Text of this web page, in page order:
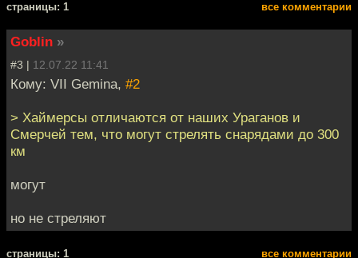
cтраницы: 1 все комментарии
Goblin »
#3 | 12.07.22 11:41
Кому: VII Gemina, #2
> Хаймерсы отличаются от наших Ураганов и
Смерчей тем, что могут стрелять снарядами до 300
км
могут
но не стреляют
cтраницы: 1 все комментарии